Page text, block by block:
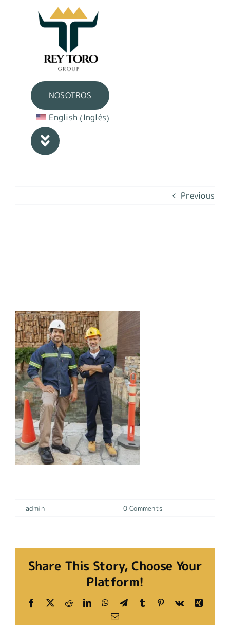
NOSOTROS
English (Inglés)
Previous
admin 0 Comments
Share This Story, Choose Your
Platform!
Facebook
X RedditLinkedInWhatsApp
TelegramTumblr Pinterest
Vk
Xing
Email